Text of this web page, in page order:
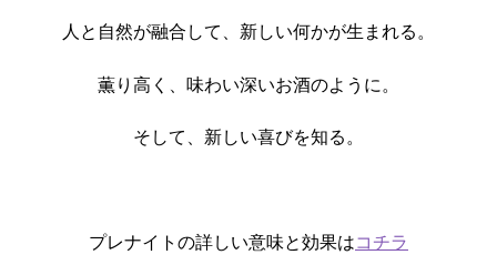
人と自然が融合して、新しい何かが生まれる。
薫り高く、味わい深いお酒のように。
そして、新しい喜びを知る。
プレナイトの詳しい意味と効果はコチラ